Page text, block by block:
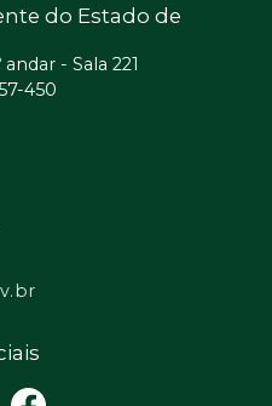
do Estado de
- Sala 221
450